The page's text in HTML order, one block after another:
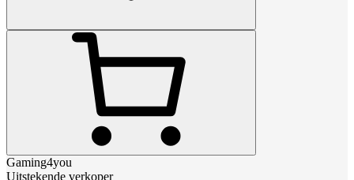
Gaming4you
Uitstekende verkoper